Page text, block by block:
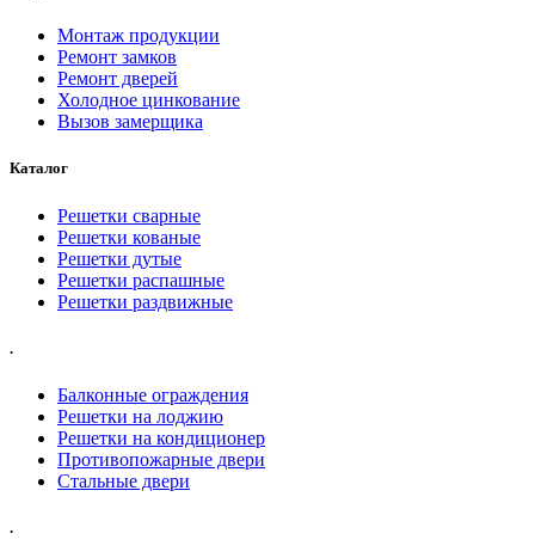
Монтаж продукции
Ремонт замков
Ремонт дверей
Холодное цинкование
Вызов замерщика
Каталог
Решетки сварные
Решетки кованые
Решетки дутые
Решетки распашные
Решетки раздвижные
.
Балконные ограждения
Решетки на лоджию
Решетки на кондиционер
Противопожарные двери
Стальные двери
.